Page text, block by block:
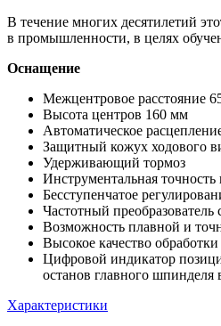
В течение многих десятилетий
в промышленности, в целях
Оснащение
Межцентровое расстояние
Высота центров 160 мм
Автоматическое
Защитный кожух ходового
Удерживающий тормоз
Инструментальная
Бесступенчатое
Частотный
Возможность плавной и
Высокое качество
Цифровой индикатор
останов главного
Характеристики